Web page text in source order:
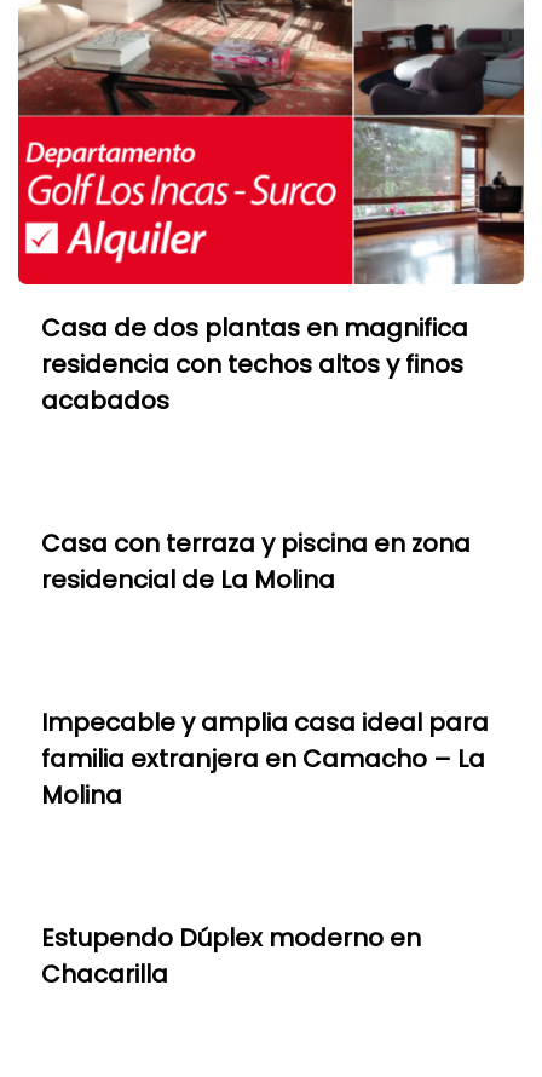
Casa de dos plantas en magnifica
residencia con techos altos y finos
acabados
Casa con terraza y piscina en zona
residencial de La Molina
Impecable y amplia casa ideal para
familia extranjera en Camacho – La
Molina
Estupendo Dúplex moderno en
Chacarilla